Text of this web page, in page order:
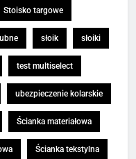
Stoisko targowe
słoik słoiki
test multiselect
ubezpieczenie kolarskie
Ścianka materiałowa
Ścianka tekstylna